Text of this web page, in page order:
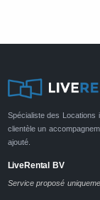
Spécialiste des Locations
clientèle un
ajouté.
LiveRental BV
Service proposé